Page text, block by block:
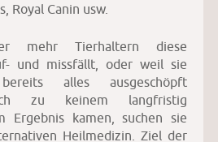
Royal Canin usw.
mehr Tierhaltern diese
und missfällt, oder weil sie
bereits alles ausgeschöpft
zu keinem langfristig
Ergebnis kamen, suchen sie
Heilmedizin. Ziel der